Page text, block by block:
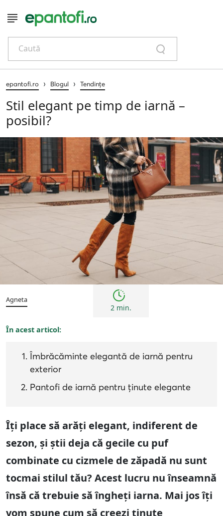
Caută
epantofi.ro › Blogul › Tendințe
Stil elegant pe timp de iarnă –
posibil?
Agneta
2 min.
În acest articol:
Îmbrăcăminte elegantă de iarnă pentru
exterior
Pantofi de iarnă pentru ținute elegante
Îți place să arăți elegant, indiferent de
sezon, și știi deja că gecile cu puf
combinate cu cizmele de zăpadă nu sunt
tocmai stilul tău? Acest lucru nu înseamnă
însă că trebuie să îngheți iarna. Mai jos îți
vom spune cum să creezi ținute